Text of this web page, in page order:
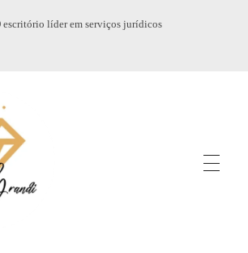
escritório líder em serviços jurídicos